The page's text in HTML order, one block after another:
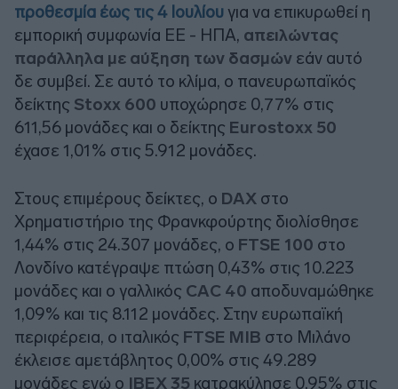
προθεσμία έως τις 4 Ιουλίου για να επικυρωθεί η
εμπορική συμφωνία ΕΕ - ΗΠΑ, απειλώντας
παράλληλα με αύξηση των δασμών εάν αυτό
δε συμβεί. Σε αυτό το κλίμα, ο πανευρωπαϊκός
δείκτης Stoxx 600 υποχώρησε 0,77% στις
611,56 μονάδες και ο δείκτης Eurostoxx 50
έχασε 1,01% στις 5.912 μονάδες.
Στους επιμέρους δείκτες, ο DAX στο
Χρηματιστήριο της Φρανκφούρτης διολίσθησε
1,44% στις 24.307 μονάδες, ο FTSE 100 στο
Λονδίνο κατέγραψε πτώση 0,43% στις 10.223
μονάδες και ο γαλλικός CAC 40 αποδυναμώθηκε
1,09% και τις 8.112 μονάδες. Στην ευρωπαϊκή
περιφέρεια, ο ιταλικός FTSE MIB στο Μιλάνο
έκλεισε αμετάβλητος 0,00% στις 49.289
μονάδες ενώ ο IBEX 35 κατρακύλησε 0,95% στις